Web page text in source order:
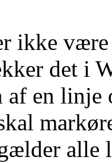
ikke
det i
af en
alle